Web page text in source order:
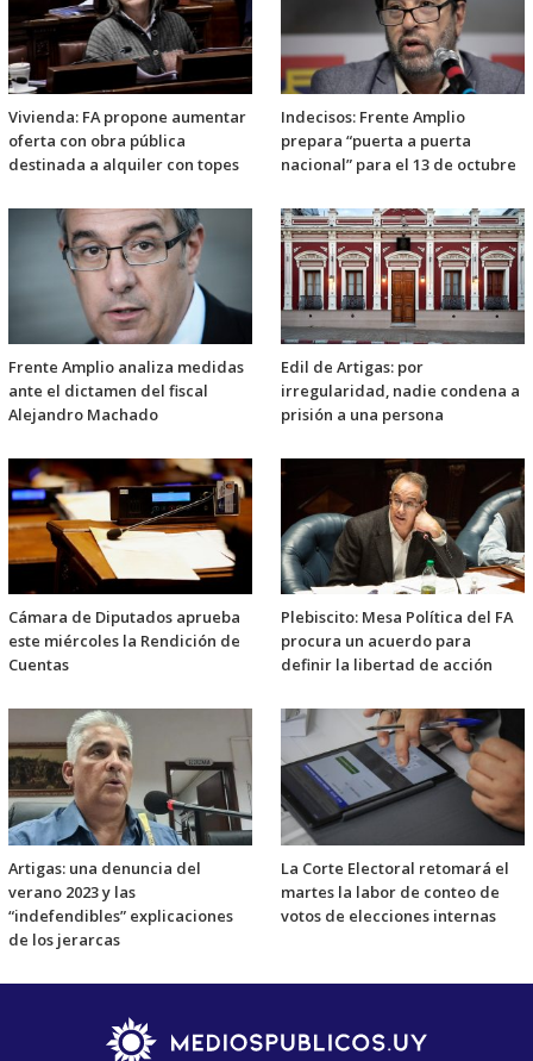
Vivienda: FA propone aumentar
oferta con obra pública
destinada a alquiler con topes
Indecisos: Frente Amplio
prepara “puerta a puerta
nacional” para el 13 de octubre
Frente Amplio analiza medidas
ante el dictamen del fiscal
Alejandro Machado
Edil de Artigas: por
irregularidad, nadie condena a
prisión a una persona
Cámara de Diputados aprueba
este miércoles la Rendición de
Cuentas
Plebiscito: Mesa Política del FA
procura un acuerdo para
definir la libertad de acción
Artigas: una denuncia del
verano 2023 y las
“indefendibles” explicaciones
de los jerarcas
La Corte Electoral retomará el
martes la labor de conteo de
votos de elecciones internas